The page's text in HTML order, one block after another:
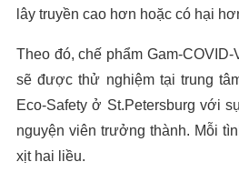
lây truyền cao hơn hoặc có hại
Theo đó, chế phẩm Gam-
sẽ được thử nghiệm tại trung
Eco-Safety ở St.Petersburg với
nguyện viên trưởng thành. Mỗi
xịt hai liều.